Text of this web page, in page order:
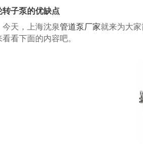
子泵的优缺点
，上海沈泉管道泵厂家就来为大
看下面的内容吧。